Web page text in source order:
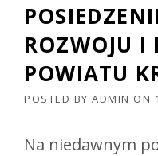
ROZWOJU I
POWIATU
POSTED BY ADMIN ON
Na niedawnym